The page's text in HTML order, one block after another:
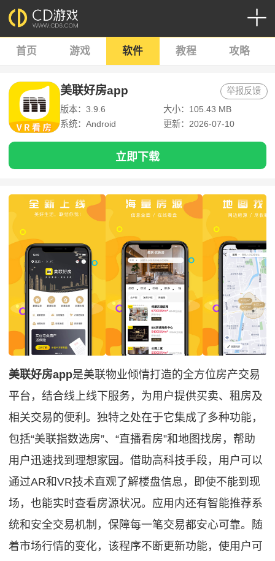
首页 游戏 软件 教程 攻略
美联好房app
版本：3.9.6
大小：105.43 MB
系统：Android
更新：2026-07-10
举报反馈
立即下载
美联好房app是美联物业倾情打造的全方位房产交易
平台，结合线上线下服务，为用户提供买卖、租房及
相关交易的便利。独特之处在于它集成了多种功能，
包括“美联指数选房”、“直播看房”和地图找房，帮助
用户迅速找到理想家园。借助高科技手段，用户可以
通过AR和VR技术直观了解楼盘信息，即使不能到现
场，也能实时查看房源状况。应用内还有智能推荐系
统和安全交易机制，保障每一笔交易都安心可靠。随
着市场行情的变化，该程序不断更新功能，使用户可